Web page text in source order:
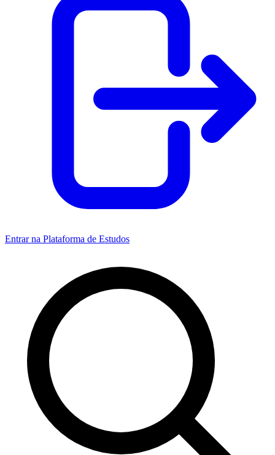
Entrar na Plataforma de Estudos